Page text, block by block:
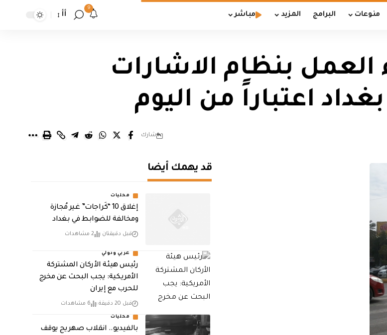
منوعات البرامج المزيد مباشر
9
أأ
العمل بنظام الاشارات
اعتباراً من اليوم
شارك
قد يهمك أيضا
محليات
إغلاق 10 “كَراجات” غير مُجازة
ومخالفة للضوابط في بغداد
قبل دقيقتان 2 مشاهدات
عربي ودولي
رئيس هيئة الأركان المشتركة
الأمريكية: يجب البحث عن مخرج
للحرب مع إيران
قبل 20 دقيقة 6 مشاهدات
محليات
بالفيديو.. انقلاب صهريج يوقف